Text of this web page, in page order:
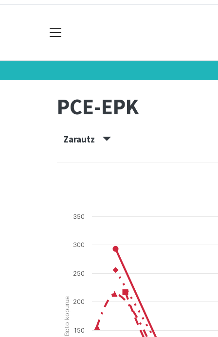
PCE-EPK
Zarautz
Boto kopurua 150
200
250
300
350